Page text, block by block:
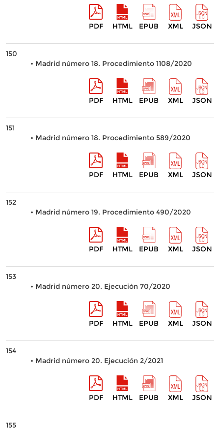
PDF HTML EPUB XML JSON
150
• Madrid número 18. Procedimiento 1108/2020
PDF HTML EPUB XML JSON
151
• Madrid número 18. Procedimiento 589/2020
PDF HTML EPUB XML JSON
152
• Madrid número 19. Procedimiento 490/2020
PDF HTML EPUB XML JSON
153
• Madrid número 20. Ejecución 70/2020
PDF HTML EPUB XML JSON
154
• Madrid número 20. Ejecución 2/2021
PDF HTML EPUB XML JSON
155